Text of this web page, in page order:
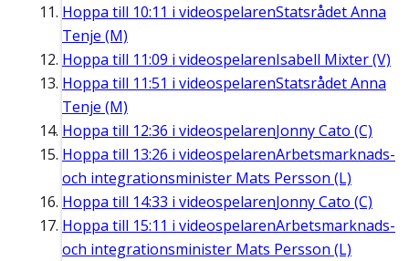
Hoppa till 10:11 i videospelarenStatsrådet Anna
Tenje (M)
Hoppa till 11:09 i videospelarenIsabell Mixter (V)
Hoppa till 11:51 i videospelarenStatsrådet Anna
Tenje (M)
Hoppa till 12:36 i videospelarenJonny Cato (C)
Hoppa till 13:26 i videospelarenArbetsmarknads-
och integrationsminister Mats Persson (L)
Hoppa till 14:33 i videospelarenJonny Cato (C)
Hoppa till 15:11 i videospelarenArbetsmarknads-
och integrationsminister Mats Persson (L)